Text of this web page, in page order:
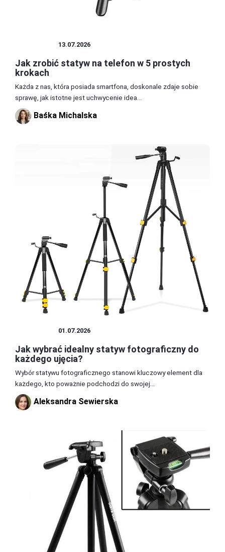
13.07.2026
Jak zrobić statyw na telefon w 5 prostych
krokach
Każda z nas, która posiada smartfona, doskonale zdaje sobie
sprawę, jak istotne jest uchwycenie idea...
Baśka Michalska
01.07.2026
Jak wybrać idealny statyw fotograficzny do
każdego ujęcia?
Wybór statywu fotograficznego stanowi kluczowy element dla
każdego, kto poważnie podchodzi do swojej...
Aleksandra Sewierska